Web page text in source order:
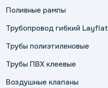
Поливные рампы
Трубопровод гибкий Layflat
Трубы полиэтиленовые
Трубы ПВХ клеевые
Воздушные клапаны